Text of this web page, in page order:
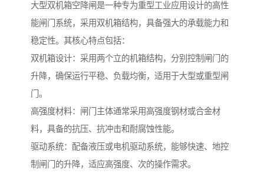
大型双机箱空降闸是一种专为重型工业应用设计的高性
能闸门系统，采用双机箱结构，具备强大的承载能力和
稳定性。其核心特点包括：
双机箱设计：采用两个立的机箱结构，分别控制闸门的
升降，确保运行平稳、负载均衡，适用于大型或重型闸
门。
高强度材料：闸门主体通常采用高强度钢材或合金材
料，具备的抗压、抗冲击和耐腐蚀性能。
驱动系统：配备液压或电机驱动系统，能够快速、地控
制闸门的升降，适应高强度、次的操作需求。